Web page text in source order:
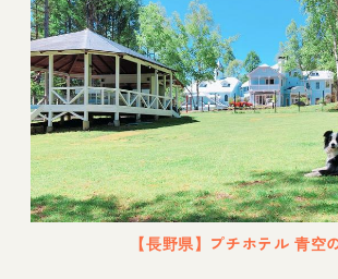
【長野県】プチホテル 青空